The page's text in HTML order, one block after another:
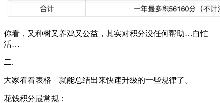
你看，又种树又养鸡又公益，其实对积分没任何帮助…白忙
活…
二.
大家看看表格，就能总结出来快速升级的一些规律了。
花钱积分最常规：